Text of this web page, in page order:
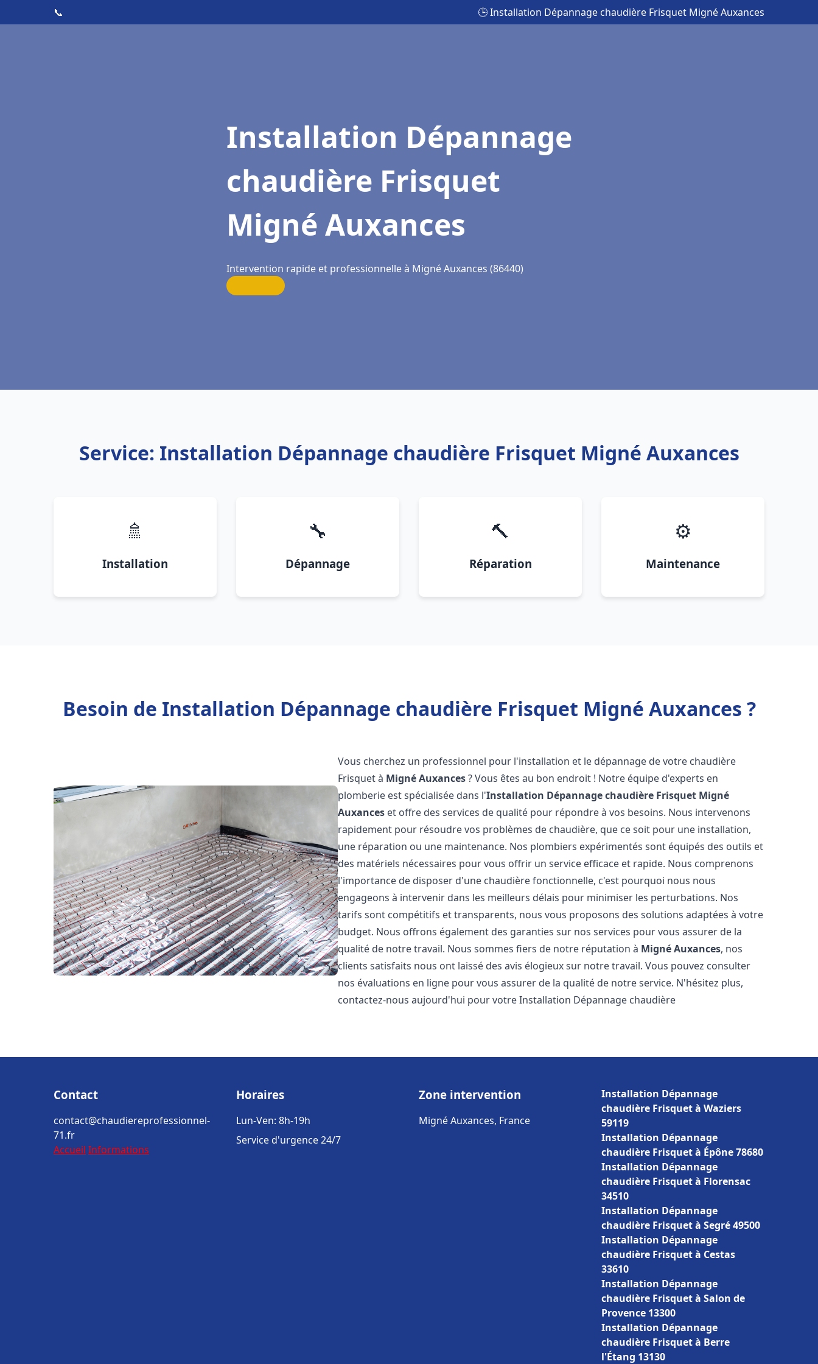
📞 🕒 Installation Dépannage chaudière Frisquet Migné Auxances
Installation Dépannage
chaudière Frisquet
Migné Auxances
Intervention rapide et professionnelle à Migné Auxances (86440)
Service: Installation Dépannage chaudière Frisquet Migné Auxances
🚿
Installation
🔧
Dépannage
🔨
Réparation
⚙️
Maintenance
Besoin de Installation Dépannage chaudière Frisquet Migné Auxances ?
Vous cherchez un professionnel pour l'installation et le dépannage de votre chaudière
Frisquet à Migné Auxances? Vous êtes au bon endroit ! Notre équipe d'experts en
plomberie est spécialisée dans l'Installation Dépannage chaudière Frisquet Migné
Auxances et offre des services de qualité pour répondre à vos besoins. Nous intervenons
rapidement pour résoudre vos problèmes de chaudière, que ce soit pour une installation,
une réparation ou une maintenance. Nos plombiers expérimentés sont équipés des outils et
des matériels nécessaires pour vous offrir un service efficace et rapide. Nous comprenons
l'importance de disposer d'une chaudière fonctionnelle, c'est pourquoi nous nous
engageons à intervenir dans les meilleurs délais pour minimiser les perturbations. Nos
tarifs sont compétitifs et transparents, nous vous proposons des solutions adaptées à votre
budget. Nous offrons également des garanties sur nos services pour vous assurer de la
qualité de notre travail. Nous sommes fiers de notre réputation à Migné Auxances, nos
clients satisfaits nous ont laissé des avis élogieux sur notre travail. Vous pouvez consulter
nos évaluations en ligne pour vous assurer de la qualité de notre service. N'hésitez plus,
contactez-nous aujourd'hui pour votre Installation Dépannage chaudière
Contact
contact@chaudiereprofessionnel-
71.fr
Accueil Informations
Horaires
Lun-Ven: 8h-19h
Service d'urgence 24/7
Zone intervention
Migné Auxances, France
Installation Dépannage
chaudière Frisquet à Waziers
59119
Installation Dépannage
chaudière Frisquet à Épône 78680
Installation Dépannage
chaudière Frisquet à Florensac
34510
Installation Dépannage
chaudière Frisquet à Segré 49500
Installation Dépannage
chaudière Frisquet à Cestas
33610
Installation Dépannage
chaudière Frisquet à Salon de
Provence 13300
Installation Dépannage
chaudière Frisquet à Berre
l'Étang 13130